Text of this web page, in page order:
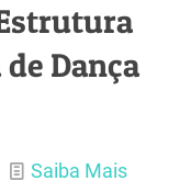
Dança
Saiba Mais